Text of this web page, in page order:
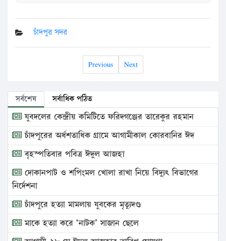
চাঁদপুর সদর
Previous Next
সর্বশেষ সর্বাধিক পঠিত
যুবদলের কেন্দ্রীয় কমিটিতে ফরিদগঞ্জের তারেকুর রহমান
চাঁদপুরের অর্ধশতাধিক গ্রামে আগামীকাল কোরবানির ঈদ
বৃহস্পতিবার পবিত্র ঈদুল আজহা
দোকানপাট ও শপিংমল খোলা রাখা নিয়ে বিদ্যুৎ বিভাগের
নির্দেশনা
চাঁদপুরে হত্যা মামলায় যুবকের মৃত্যুদণ্ড
মাকে হত্যা করে ‘নাটক’ সাজান ছেলে